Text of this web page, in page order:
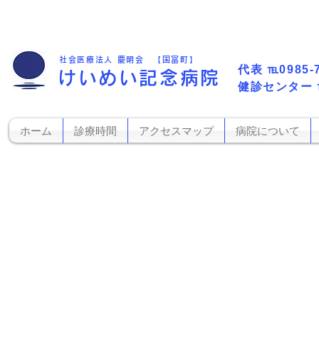
​健診センター
社会医療法人 慶明会 【国富町】
けいめい記念病院 代表​ ℡0985-
ホーム 診療時間 アクセスマップ 病院について